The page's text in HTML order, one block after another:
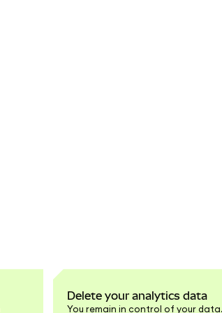
Delete your analytics data
You remain in control of your